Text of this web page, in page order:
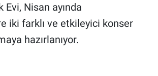
Evi, Nisan ayında
iki farklı ve etkileyici konser
hazırlanıyor.